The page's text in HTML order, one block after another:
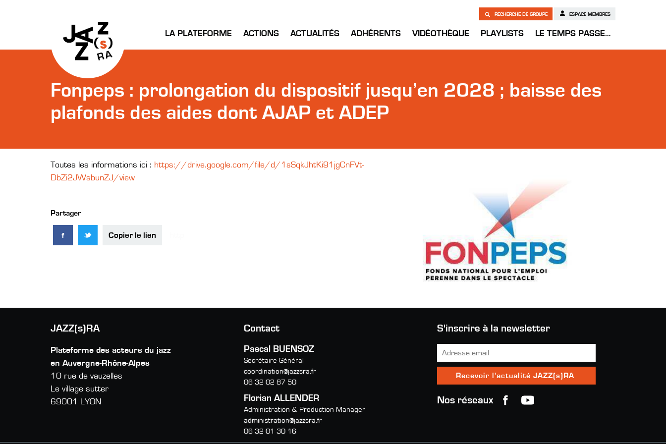
LA PLATEFORME ACTIONS ACTUALITÉS ADHÉRENTS VIDÉOTHÈQUE PLAYLISTS LE TEMPS PASSE…
RECHERCHE DE GROUPE ESPACE MEMBRES
Fonpeps : prolongation du dispositif jusqu’en 2028 ; baisse des
plafonds des aides dont AJAP et ADEP
Toutes les informations ici : https://drive.google.com/file/d/1sSqkJhtKi91jgCnFVt-
DbZi2JWsbunZJ/view
Partager
Copier le lien
JAZZ(s)RA
Plateforme des acteurs du jazz
en Auvergne-Rhône-Alpes
10 rue de vauzelles
Le village sutter
69001 LYON
Contact
Pascal BUENSOZ
Secrétaire Général
coordination@jazzsra.fr
06 32 02 87 50
Florian ALLENDER
Administration & Production Manager
administration@jazzsra.fr
06 32 01 30 16
S'inscrire à la newsletter
Nos réseaux